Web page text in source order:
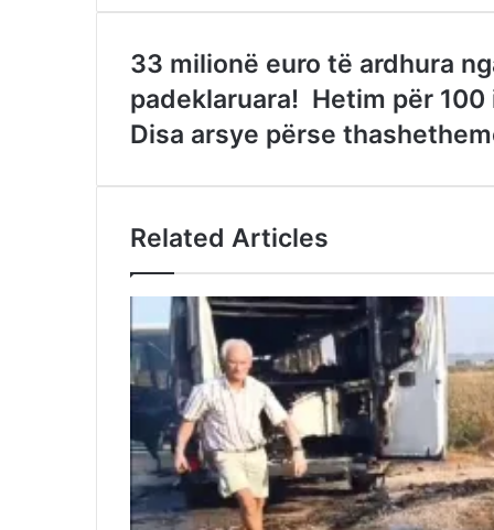
33 milionë euro të ardhura
padeklaruara! Hetim për
Disa arsye përse
Related Articles